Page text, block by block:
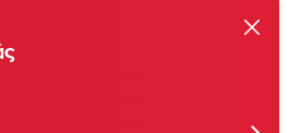
Κινδύνου